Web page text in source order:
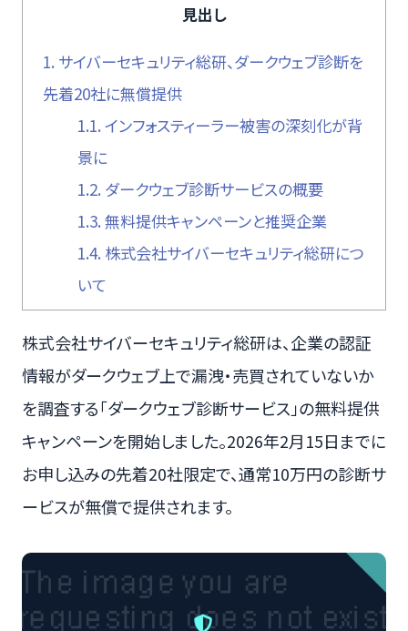
見出し
1. サイバーセキュリティ総研、ダークウェブ診断を
先着20社に無償提供
1.1. インフォスティーラー被害の深刻化が背
景に
1.2. ダークウェブ診断サービスの概要
1.3. 無料提供キャンペーンと推奨企業
1.4. 株式会社サイバーセキュリティ総研につ
いて
株式会社サイバーセキュリティ総研は、企業の認証
情報がダークウェブ上で漏洩・売買されていないか
を調査する「ダークウェブ診断サービス」の無料提供
キャンペーンを開始しました。2026年2月15日までに
お申し込みの先着20社限定で、通常10万円の診断サ
ービスが無償で提供されます。